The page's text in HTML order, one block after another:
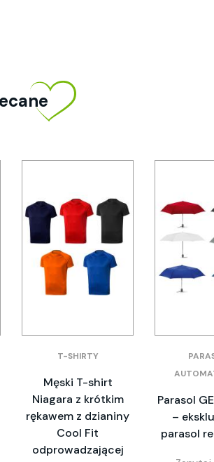
T-SHIRTY
Męski T-shirt
Niagara z krótkim
rękawem z dzianiny
Cool Fit
odprowadzającej
Parasol
–
parasol